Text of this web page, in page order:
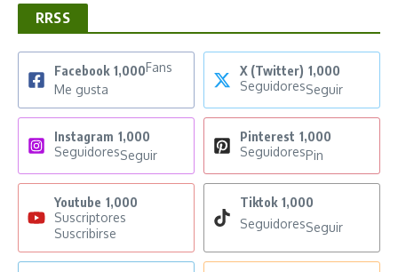
RRSS
Facebook 1,000Fans
Me gusta
X (Twitter) 1,000
SeguidoresSeguir
Instagram 1,000
SeguidoresSeguir
Pinterest 1,000
SeguidoresPin
Youtube 1,000
Suscriptores
Suscribirse
Tiktok 1,000
SeguidoresSeguir